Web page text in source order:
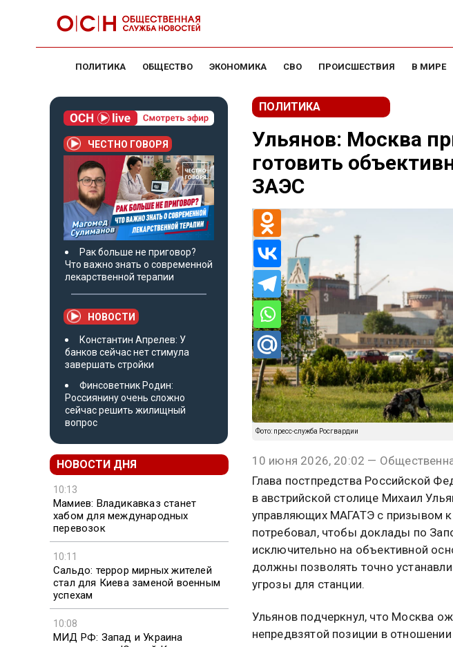
ПОЛИТИКА ОБЩЕСТВО ЭКОНОМИКА СВО ПРОИСШЕСТВИЯ В МИРЕ
ЧЕСТНО ГОВОРЯ
Рак больше не приговор?
Что важно знать о современной
лекарственной терапии
НОВОСТИ
Константин Апрелев: У
банков сейчас нет стимула
завершать стройки
Финсоветник Родин:
Россиянину очень сложно
сейчас решить жилищный
вопрос
НОВОСТИ ДНЯ
10:13
Мамиев: Владикавказ станет
хабом для международных
перевозок
10:11
Сальдо: террор мирных жителей
стал для Киева заменой военным
успехам
10:08
МИД РФ: Запад и Украина
ПОЛИТИКА
Ульянов: Москва
готовить
ЗАЭС
Фото: пресс-служба Росгвардии
10 июня 2026, 20:02 —
Глава постпредства Российской
в австрийской столице Михаил
управляющих МАГАТЭ с призывом к
потребовал, чтобы доклады по
исключительно на объективной
должны позволять точно
угрозы для станции.
Ульянов подчеркнул, что Москва
непредвзятой позиции в